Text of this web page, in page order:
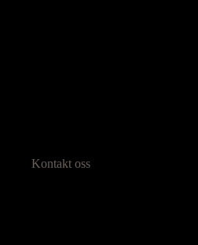
Kontakt oss